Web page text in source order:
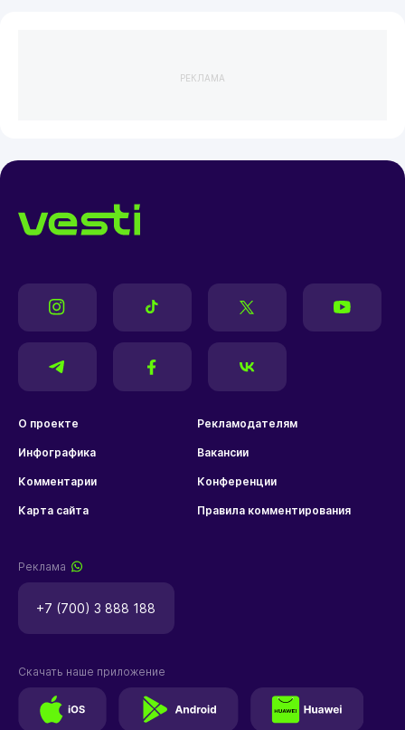
РЕКЛАМА
О проекте Рекламодателям
Инфографика Вакансии
Комментарии Конференции
Карта сайта Правила комментирования
Реклама
+7 (700) 3 888 188
Скачать наше приложение